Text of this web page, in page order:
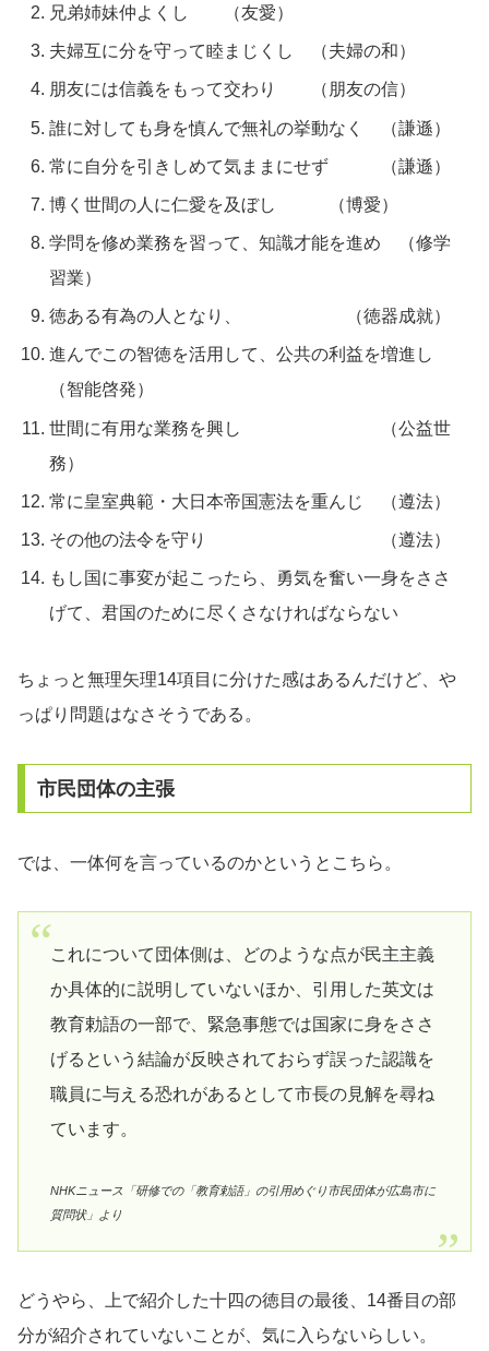
兄弟姉妹仲よくし （友愛）
夫婦互に分を守って睦まじくし （夫婦の和）
朋友には信義をもって交わり （朋友の信）
誰に対しても身を慎んで無礼の挙動なく （謙遜）
常に自分を引きしめて気ままにせず （謙遜）
博く世間の人に仁愛を及ぼし （博愛）
学問を修め業務を習って、知識才能を進め （修学
習業）
徳ある有為の人となり、 （徳器成就）
進んでこの智徳を活用して、公共の利益を増進し
（智能啓発）
世間に有用な業務を興し （公益世
務）
常に皇室典範・大日本帝国憲法を重んじ （遵法）
その他の法令を守り （遵法）
もし国に事変が起こったら、勇気を奮い一身をささ
げて、君国のために尽くさなければならない
ちょっと無理矢理14項目に分けた感はあるんだけど、や
っぱり問題はなさそうである。
市民団体の主張
では、一体何を言っているのかというとこちら。
これについて団体側は、どのような点が民主主義
か具体的に説明していないほか、引用した英文は
教育勅語の一部で、緊急事態では国家に身をささ
げるという結論が反映されておらず誤った認識を
職員に与える恐れがあるとして市長の見解を尋ね
ています。
NHKニュース「研修での「教育勅語」の引用めぐり市民団体が広島市に
質問状」より
どうやら、上で紹介した十四の徳目の最後、14番目の部
分が紹介されていないことが、気に入らないらしい。